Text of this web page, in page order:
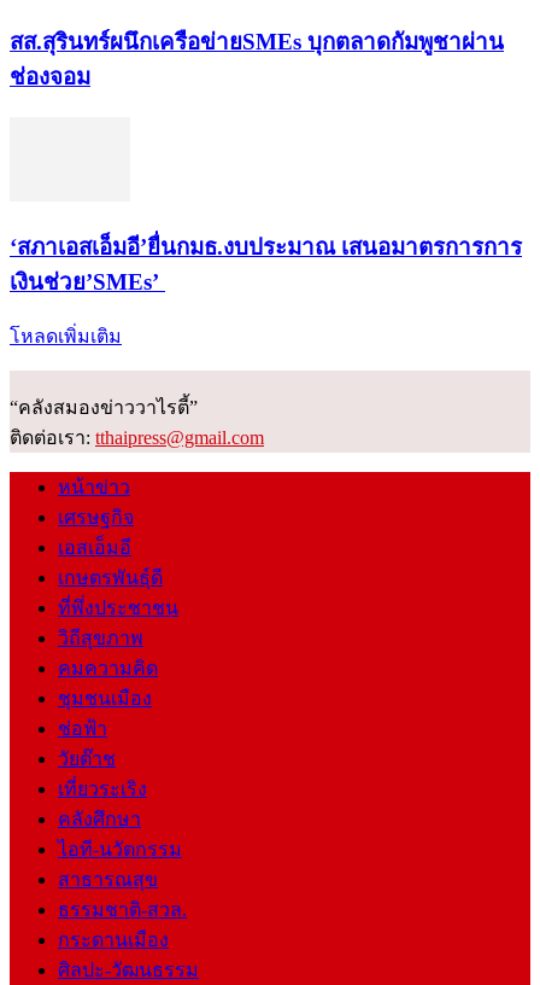
สส.สุรินทร์ผนึกเครือข่ายSMEs บุกตลาดกัมพูชาผ่าน
ช่องจอม
‘สภาเอสเอ็มอี’ยื่นกมธ.งบประมาณ เสนอมาตรการการ
เงินช่วย’SMEs’
โหลดเพิ่มเติม
“คลังสมองข่าววาไรตี้”
ติดต่อเรา: tthaipress@gmail.com
หน้าข่าว
เศรษฐกิจ
เอสเอ็มอี
เกษตรพันธุ์ดี
ที่พึ่งประชาชน
วิถีสุขภาพ
คมความคิด
ชุมชนเมือง
ช่อฟ้า
วัยต๊าช
เที่ยวระเริง
คลังศึกษา
ไอที-นวัตกรรม
สาธารณสุข
ธรรมชาติ-สวล.
กระดานเมือง
ศิลปะ-วัฒนธรรม